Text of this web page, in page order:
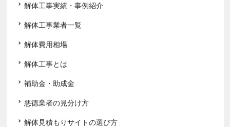
解体工事実績・事例紹介
解体工事業者一覧
解体費用相場
解体工事とは
補助金・助成金
悪徳業者の見分け方
解体見積もりサイトの選び方